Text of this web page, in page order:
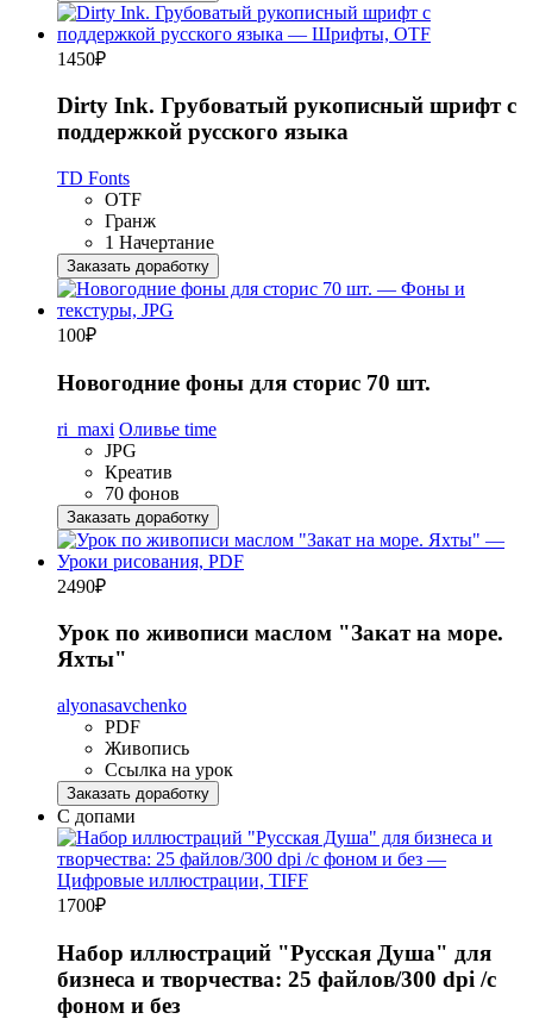
1450₽
Dirty Ink. Грубоватый рукописный шрифт с
поддержкой русского языка
TD Fonts
OTF
Гранж
1 Начертание
Заказать доработку
100₽
Новогодние фоны для сторис 70 шт.
ri_maxi Оливье time
JPG
Креатив
70 фонов
Заказать доработку
2490₽
Урок по живописи маслом "Закат на море.
Яхты"
alyonasavchenko
PDF
Живопись
Ссылка на урок
Заказать доработку
С допами
1700₽
Набор иллюстраций "Русская Душа" для
бизнеса и творчества: 25 файлов/300 dpi /с
фоном и без